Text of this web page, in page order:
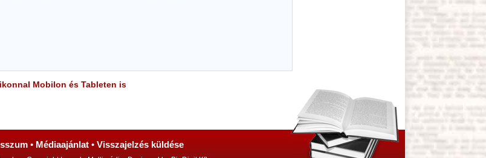
Mobilon és Tableten is
• Médiaajánlat • Visszajelzés küldése